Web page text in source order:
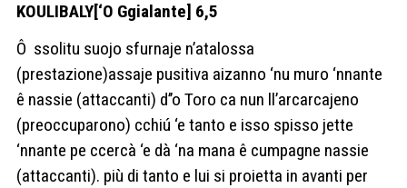
KOULIBALY[‘O Ggialante] 6,5
Ô ssolitu suojo sfurnaje n’atalossa
(prestazione)assaje pusitiva aizanno ‘nu muro ‘nnante
ê nassie (attaccanti) d’’o Toro ca nun ll’arcarcajeno
(preoccuparono) cchiú ‘e tanto e isso spisso jette
‘nnante pe ccercà ‘e dà ‘na mana ê cumpagne nassie
(attaccanti). più di tanto e lui si proietta in avanti per